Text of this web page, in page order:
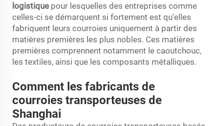
logistique pour lesquelles des entreprises comme
celles-ci se démarquent si fortement est qu’elles
fabriquent leurs courroies uniquement à partir des
matières premières les plus nobles. Ces matières
premières comprennent notamment le caoutchouc,
les textiles, ainsi que les composants métalliques.
Comment les fabricants de
courroies transporteuses de
Shanghai